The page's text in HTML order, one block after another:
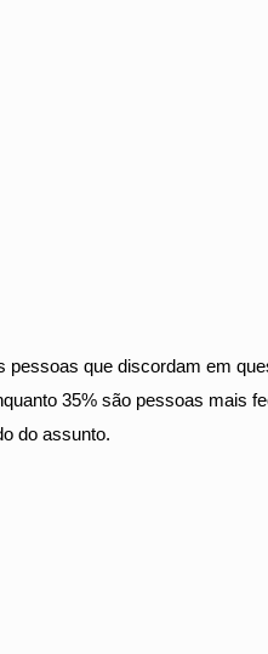
que discordam em
35% são pessoas mais
do assunto.